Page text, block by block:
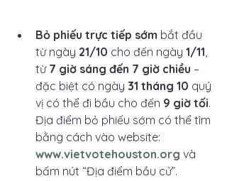
Bỏ phiếu trực tiếp sớm bắt đầu
từ ngày 21/10 cho đến ngày 1/11
từ 7 giờ sáng đến 7 giờ chiều –
đặc biệt có ngày 31 tháng 10 quý
vị có thể đi bầu cho đến 9 giờ tối.
Địa điểm bỏ phiếu sớm có thể tìm
bằng cách vào website:
www.vietvotehouston.org và
bấm nút “Địa điểm bầu cử”.